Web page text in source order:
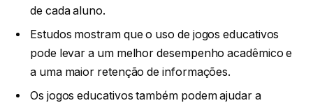
de cada aluno.
Estudos mostram que o uso de jogos educativos
pode levar a um melhor desempenho acadêmico e
a uma maior retenção de informações.
Os jogos educativos também podem ajudar a